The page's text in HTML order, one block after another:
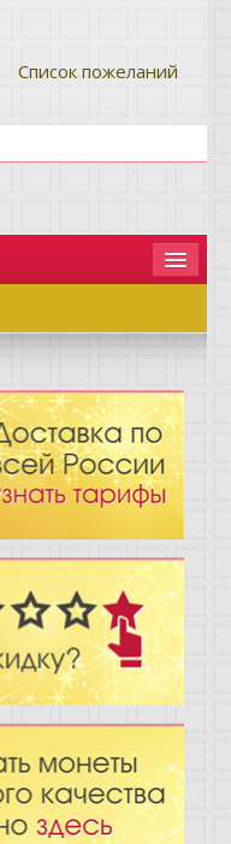
Список пожеланий